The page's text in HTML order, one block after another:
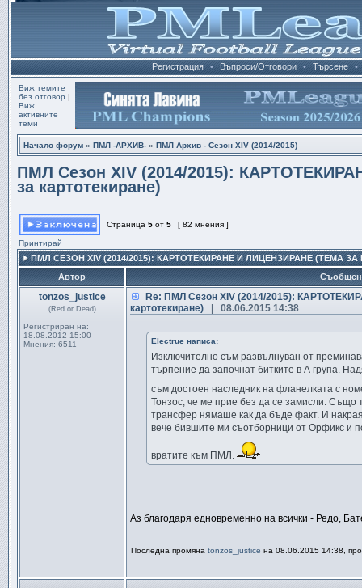
Регистрация • Въпроси/Отговори • Търсене •
Виж темите
без отговор |
Виж
активните
теми
Начало форум » ПМЛ -АРХИВ- » ПМЛ Архив - Сезон ХІV (2014/2015)
ПМЛ Сезон ХІV (2014/2015):
за картотекиране)
Страница 5 от 5 [ 82 мнения ]
Принтирай
ПМЛ СЕЗОН ХІV (2014/2015): КАРТОТЕКИРАНЕ И ЛИЦЕНЗИРАНЕ (ТЕМА
Автор
tonzos_justice
(Red or Dead)
Регистриран на:
18.08.2012 15:00
Мнения: 6511
Re: ПМЛ Сезон ХІV (2014/2015):
картотекиране)
| 08.06.2015 14:38
Electrue написа:
Изключително съм развълнуван от
търпение да започнат битките в А група.
съм достоен наследник на фланелката с
Тонзос, че ме прие без да се замисли. Също
трансфер нямаше как да бъде факт. И
вече бившите ми съотборници от Орфикс и
вратите към ПМЛ.
Аз благодаря едновременно на всички - Редо,
Последна промяна tonzos_justice на 08.06.2015 14:38,